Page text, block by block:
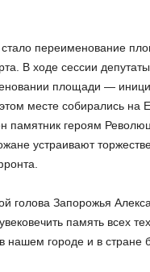
переименование
В ходе сессии
площади —
месте собирались на
памятник героям
устраивают
голова Запорожья
память всех
нашем городе и в стране